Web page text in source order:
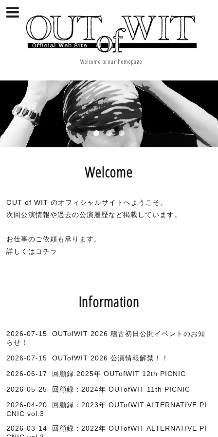
Welcome to our homepage
Welcome
OUT of WIT のオフィシャルサイトへようこそ。
次回公演情報や過去の公演履歴など掲載しています。
お仕事のご依頼も承ります。
詳しくはコチラ
Information
2026-07-15
OUTofWIT 2026 稽古初日公開イベントのお知
らせ！
2026-07-15
OUTofWIT 2026 公演情報解禁！！
2026-06-17
回顧録:2025年 OUTofWIT 12th PICNIC
2026-05-25
回顧録：2024年 OUTofWIT 11th PICNIC
2026-04-20
回顧録：2023年 OUTofWIT ALTERNATIVE PI
CNIC vol.3
2026-03-14
回顧録：2022年 OUTofWIT ALTERNATIVE PI